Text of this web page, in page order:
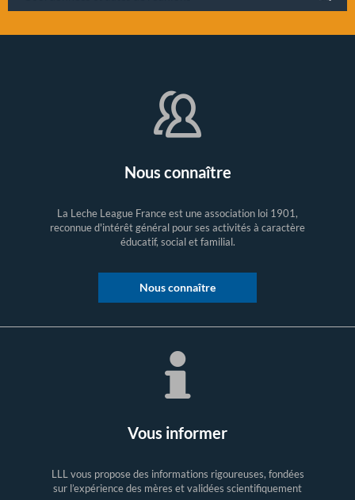
Nous connaître
La Leche League France est une association loi 1901,
reconnue d'intérêt général pour ses activités à caractère
éducatif, social et familial.
Nous connaître
Vous informer
LLL vous propose des informations rigoureuses, fondées
sur l’expérience des mères et validées scientifiquement